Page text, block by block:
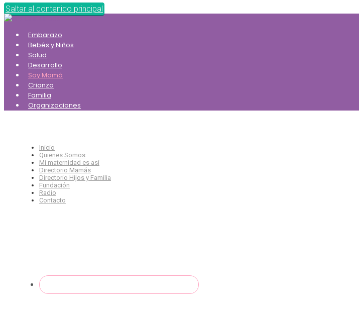
Saltar al contenido principal
Embarazo
Bebés y Niños
Salud
Desarrollo
Soy Mamá
Crianza
Familia
Organizaciones
Inicio
Quienes Somos
Mi maternidad es así
Directorio Mamás
Directorio Hijos y Familia
Fundación
Radio
Contacto